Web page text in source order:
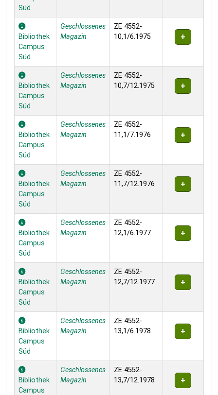
Süd
Bibliothek
Campus
Süd
Geschlossenes
Magazin
ZE 4552-
10,1/6.1975
Bibliothek
Campus
Süd
Geschlossenes
Magazin
ZE 4552-
10,7/12.1975
Bibliothek
Campus
Süd
Geschlossenes
Magazin
ZE 4552-
11,1/7.1976
Bibliothek
Campus
Süd
Geschlossenes
Magazin
ZE 4552-
11,7/12.1976
Bibliothek
Campus
Süd
Geschlossenes
Magazin
ZE 4552-
12,1/6.1977
Bibliothek
Campus
Süd
Geschlossenes
Magazin
ZE 4552-
12,7/12.1977
Bibliothek
Campus
Süd
Geschlossenes
Magazin
ZE 4552-
13,1/6.1978
Bibliothek
Campus
Geschlossenes
Magazin
ZE 4552-
13,7/12.1978